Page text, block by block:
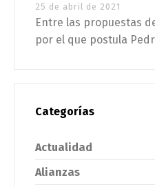
25 de abril de 2021
Entre las propuestas
por el que postula
Categorías
Actualidad
Alianzas